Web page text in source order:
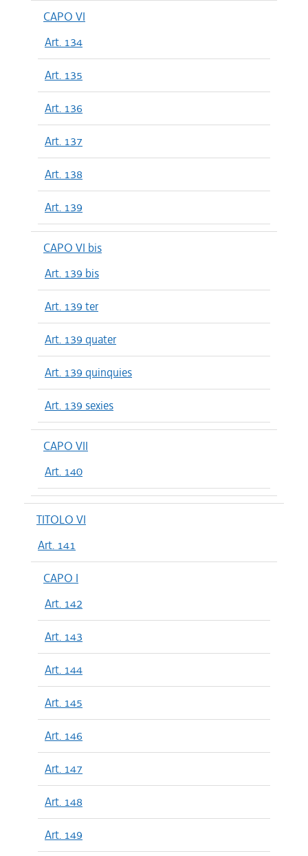
CAPO VI
Art. 134
Art. 135
Art. 136
Art. 137
Art. 138
Art. 139
CAPO VI bis
Art. 139 bis
Art. 139 ter
Art. 139 quater
Art. 139 quinquies
Art. 139 sexies
CAPO VII
Art. 140
TITOLO VI
Art. 141
CAPO I
Art. 142
Art. 143
Art. 144
Art. 145
Art. 146
Art. 147
Art. 148
Art. 149